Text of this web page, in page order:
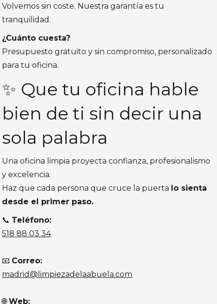
Volvemos sin coste. Nuestra garantía es tu
tranquilidad.
¿Cuánto cuesta?
Presupuesto gratuito y sin compromiso, personalizado
para tu oficina.
✨ Que tu oficina hable
bien de ti sin decir una
sola palabra
Una oficina limpia proyecta confianza, profesionalismo
y excelencia.
Haz que cada persona que cruce la puerta lo sienta
desde el primer paso.
📞 Teléfono:
518 88 03 34
📧 Correo:
madrid@limpiezadelaabuela.com
🌐Web: